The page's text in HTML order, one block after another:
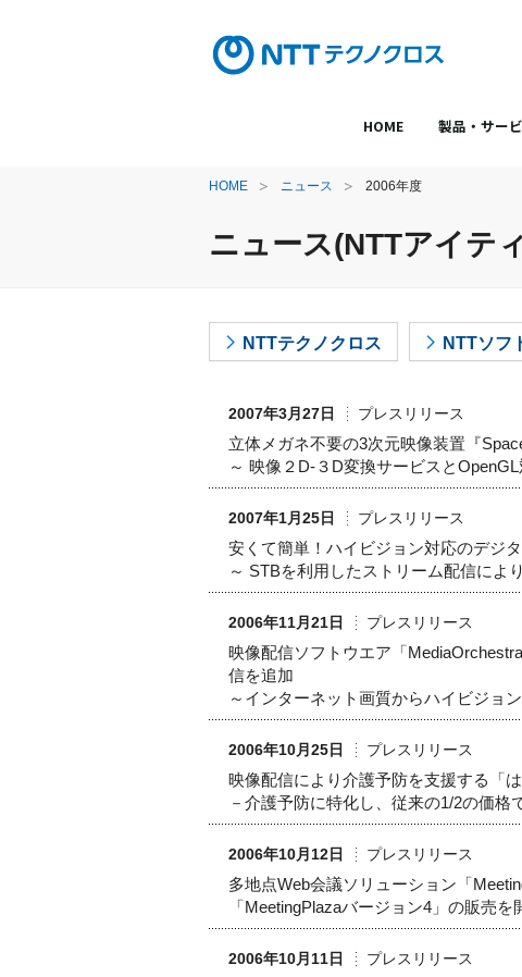
HOME 製品・サー
HOME ニュース 2006年度
ニュース(NTTアイテ
NTTテクノクロス NTTソフ
2007年3月27日 プレスリリース
立体メガネ不要の3次元映像装置『
～ 映像２D-３D変換サービスと
2007年1月25日 プレスリリース
安くて簡単！ハイビジョン対応のデジ
～ STBを利用したストリーム配信によ
2006年11月21日 プレスリリース
映像配信ソフトウエア「
信を追加
～インターネット画質からハイビジョ
2006年10月25日 プレスリリース
映像配信により介護予防を支援する「
－介護予防に特化し、従来の1/2の価格
2006年10月12日 プレスリリース
多地点Web会議ソリューション「
「MeetingPlazaバージョン4」の販売を
2006年10月11日 プレスリリース